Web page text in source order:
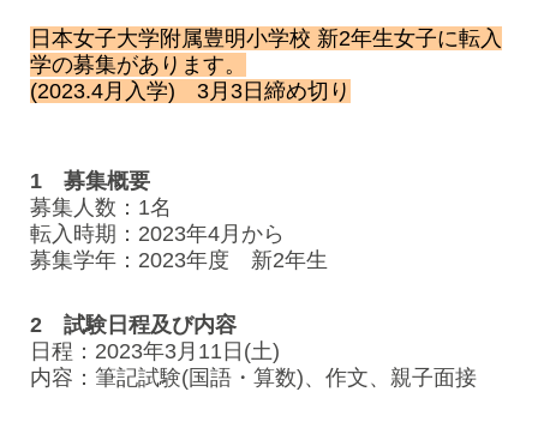
日本女子大学附属豊明小学校 新2年生女子に転入
学の募集があります。
(2023.4月入学) 3月3日締め切り
1 募集概要
募集人数：1名
転入時期：2023年4月から
募集学年：2023年度 新2年生
2 試験日程及び内容
日程：2023年3月11日(土)
内容：筆記試験(国語・算数)、作文、親子面接